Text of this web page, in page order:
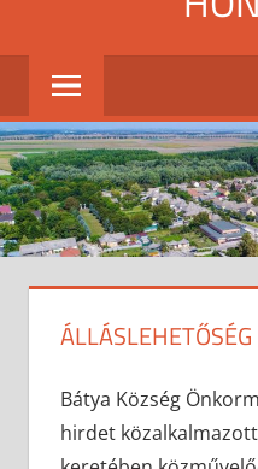
ÁLLÁSLEHETŐSÉG
Bátya Község
hirdet